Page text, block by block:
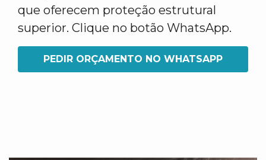
que oferecem proteção estrutural
superior. Clique no botão WhatsApp.
PEDIR ORÇAMENTO NO WHATSAPP